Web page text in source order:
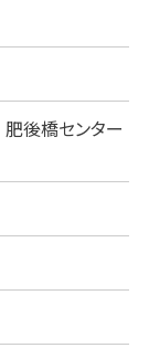
後橋センター